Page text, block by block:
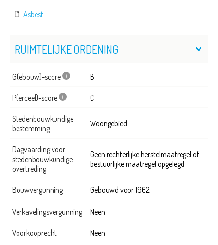
Asbest
RUIMTELIJKE ORDENING
G(ebouw)-score B
P(erceel)-score C
Stedenbouwkundige
bestemming
Woongebied
Dagvaarding voor
stedenbouwkundige
overtreding
Geen rechterlijke herstelmaatregel of
bestuurlijke maatregel opgelegd
Bouwvergunning Gebouwd voor 1962
Verkavelingsvergunning Neen
Voorkooprecht Neen